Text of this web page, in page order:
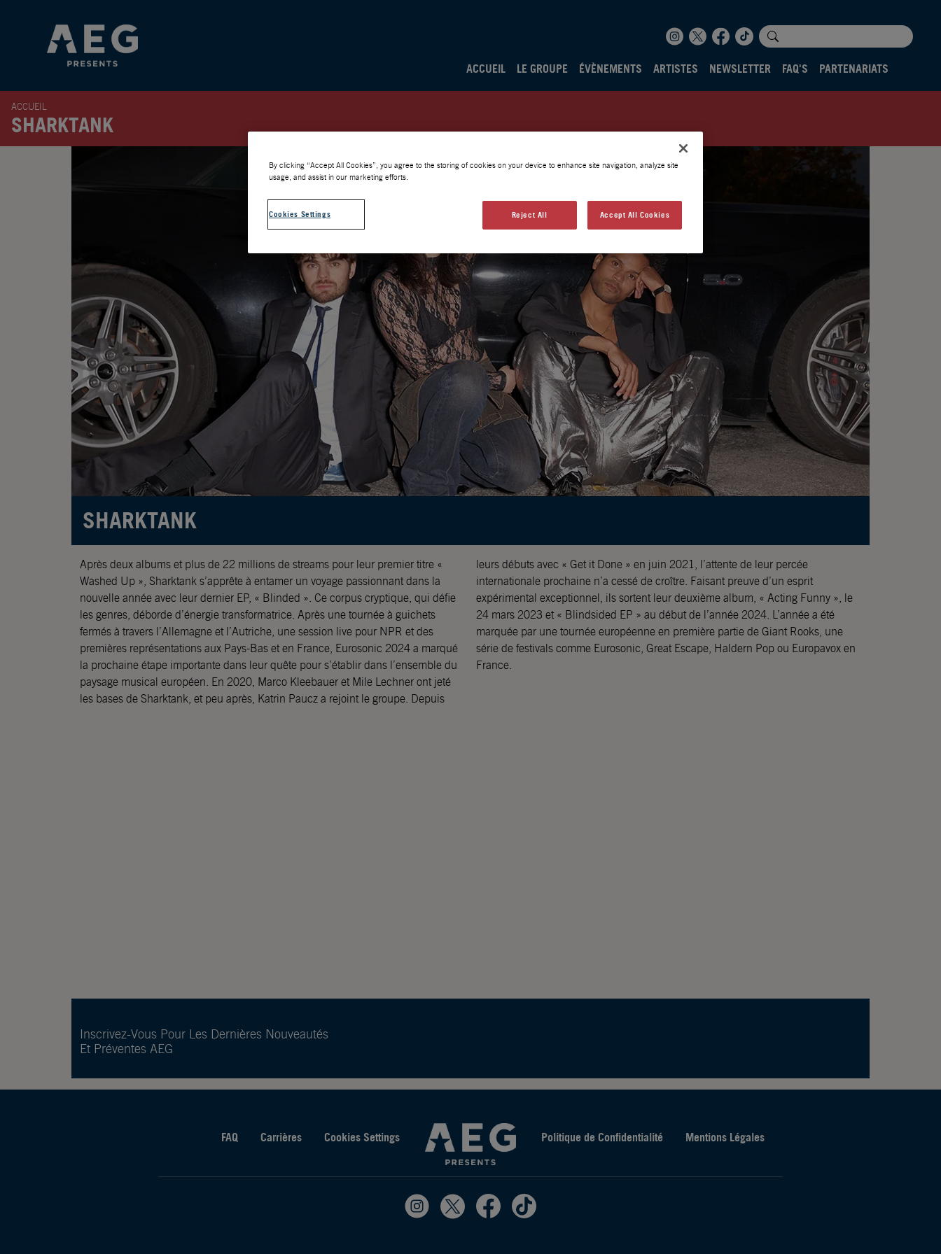
ACCUEIL LE GROUPE ÉVÈNEMENTS ARTISTES NEWSLETTER FAQ'S PARTENARIATS
ACCUEIL
SHARKTANK
SHARKTANK
Après deux albums et plus de 22 millions de streams pour leur premier titre «
Washed Up », Sharktank s’apprête à entamer un voyage passionnant dans la
nouvelle année avec leur dernier EP, « Blinded ». Ce corpus cryptique, qui défie
les genres, déborde d’énergie transformatrice. Après une tournée à guichets
fermés à travers l’Allemagne et l’Autriche, une session live pour NPR et des
premières représentations aux Pays-Bas et en France, Eurosonic 2024 a marqué
la prochaine étape importante dans leur quête pour s’établir dans l’ensemble du
paysage musical européen. En 2020, Marco Kleebauer et Mile Lechner ont jeté
les bases de Sharktank, et peu après, Katrin Paucz a rejoint le groupe. Depuis
leurs débuts avec « Get it Done » en juin 2021, l’attente de leur percée
internationale prochaine n’a cessé de croître. Faisant preuve d’un esprit
expérimental exceptionnel, ils sortent leur deuxième album, « Acting Funny », le
24 mars 2023 et « Blindsided EP » au début de l’année 2024. L’année a été
marquée par une tournée européenne en première partie de Giant Rooks, une
série de festivals comme Eurosonic, Great Escape, Haldern Pop ou Europavox en
France.
Inscrivez-Vous Pour Les Dernières Nouveautés
Et Préventes AEG
FAQ Carrières Cookies Settings Politique de Confidentialité Mentions Légales
By clicking “Accept All Cookies”, you agree to the storing of cookies on your device to enhance site navigation, analyze site
usage, and assist in our marketing efforts.
Cookies Settings Reject All Accept All Cookies